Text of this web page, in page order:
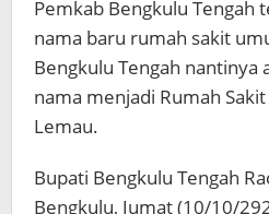
Pemkab Bengkulu Tengah
nama baru rumah sakit
Bengkulu Tengah nantinya
nama menjadi Rumah Sakit
Lemau.
Bupati Bengkulu Tengah
Bengkulu, Jumat (10/10/